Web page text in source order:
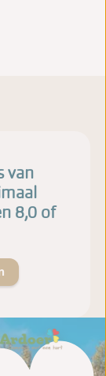
van
8,0 of